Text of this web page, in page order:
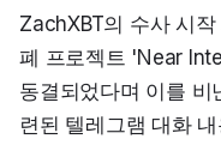
ZachXBT의 수사 시
폐 프로젝트 'Near
동결되었다며 이를 비
련된 텔레그램 대화